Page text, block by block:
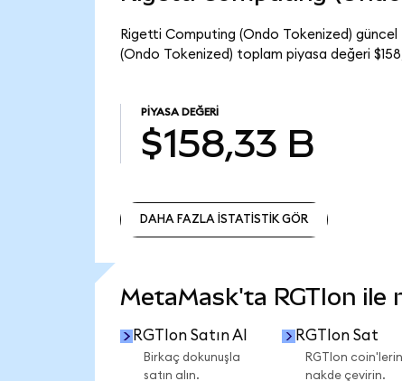
Rigetti Computing (Ondo Tokenized) güncel
(Ondo Tokenized) toplam piyasa değeri
PIYASA DEĞERI
$158,33 B
DAHA FAZLA İSTATİSTİK GÖR
MetaMask'ta RGTIon ile
RGTIon Satın Al
Birkaç dokunuşla
satın alın.
RGTIon Sat
RGTIon
nakde çevirin.